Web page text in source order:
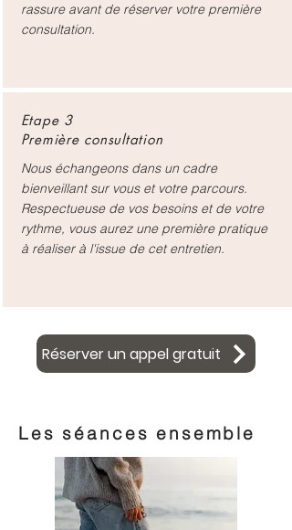
rassure avant de réserver votre première
consultation.
Etape 3
Première consultation
Nous échangeons dans un cadre
bienveillant sur vous et votre parcours.
Respectueuse de vos besoins et de votre
rythme, vous aurez une première pratique
à réaliser à l'issue de cet entretien.
Réserver un appel gratuit
Les séances ensemble